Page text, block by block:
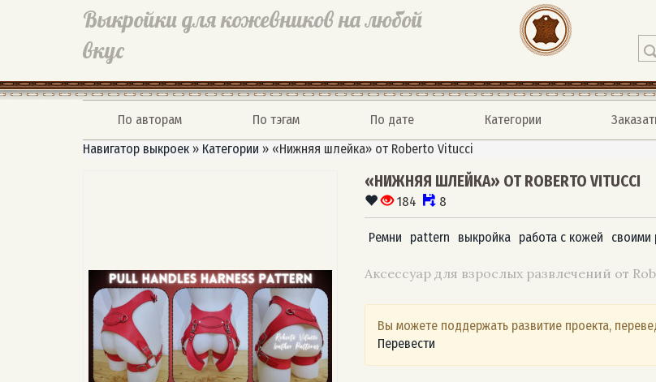
Выкройки для кожевников на любой
вкус
По авторам По тэгам По дате Категории
Навигатор выкроек » Категории » «Нижняя шлейка» от Roberto Vitucci
«НИЖНЯЯ ШЛЕЙКА» ОТ ROBERTO VITUCCI
184 8
Ремни pattern выкройка работа с кожей своими
Аксессуар для взрослых развлечений от
Вы можете поддержать развитие проекта,
Перевести